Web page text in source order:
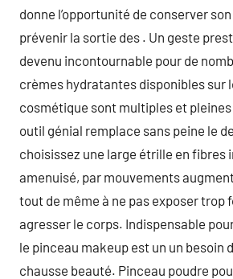
donne l’opportunité de conserver
prévenir la sortie des . Un geste
devenu incontournable pour de
crèmes hydratantes disponibles sur
cosmétique sont multiples et
outil génial remplace sans peine le
choisissez une large étrille en fibres
amenuisé, par mouvements
tout de même à ne pas exposer trop
agresser le corps. Indispensable
le pinceau makeup est un un besoin
chausse beauté. Pinceau poudre